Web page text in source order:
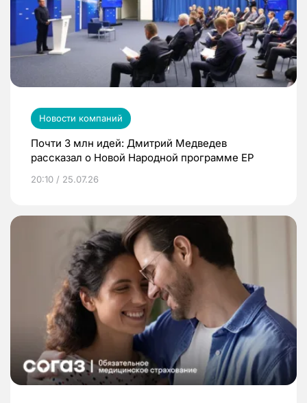
Новости компаний
Почти 3 млн идей: Дмитрий Медведев
рассказал о Новой Народной программе ЕР
20:10 / 25.07.26